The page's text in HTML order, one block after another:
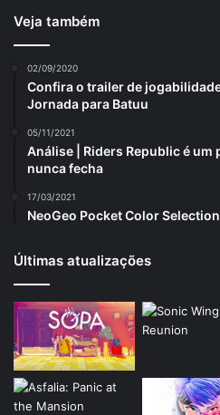
Veja também
02/09/2020
Confira o trailer de
Jornada para Batuu
05/11/2021
Análise | Riders Republic é
nunca fecha
17/03/2021
NeoGeo Pocket Color
Últimas atualizações